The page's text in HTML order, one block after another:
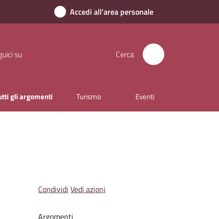
Accedi all'area personale
su Cerca
gli argomenti Turismo Eventi
Condividi Vedi azioni
Argomenti